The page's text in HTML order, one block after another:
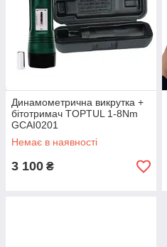
Динамометрична викрутка +
бітотримач TOPTUL 1-8Nm
GCAI0201
Немає в наявності
3 100 ₴